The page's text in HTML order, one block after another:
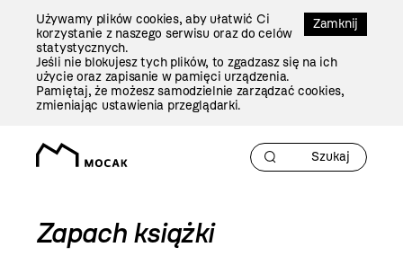
Zamknij
Używamy plików cookies, aby ułatwić Ci
korzystanie z naszego serwisu oraz do celów
statystycznych.
Jeśli nie blokujesz tych plików, to zgadzasz się na ich
użycie oraz zapisanie w pamięci urządzenia.
Pamiętaj, że możesz samodzielnie zarządzać cookies,
zmieniając ustawienia przeglądarki.
Zapach książki